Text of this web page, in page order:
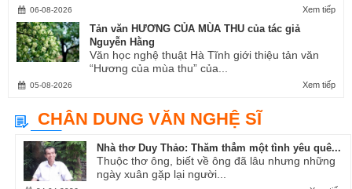
Xem tiếp
06-08-2026
Tản văn HƯƠNG CỦA MÙA THU của tác giả
Nguyễn Hằng
Văn học nghệ thuật Hà Tĩnh giới thiệu tản văn
“Hương của mùa thu” của...
Xem tiếp
05-08-2026
CHÂN DUNG VĂN NGHỆ SĨ
Nhà thơ Duy Thảo: Thăm thẳm một tình yêu quê...
Thuộc thơ ông, biết về ông đã lâu nhưng những
ngày xuân gặp lại người...